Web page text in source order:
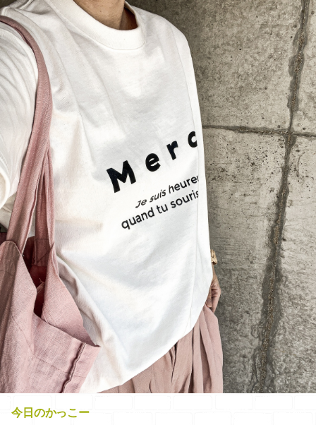
今日のかっこー